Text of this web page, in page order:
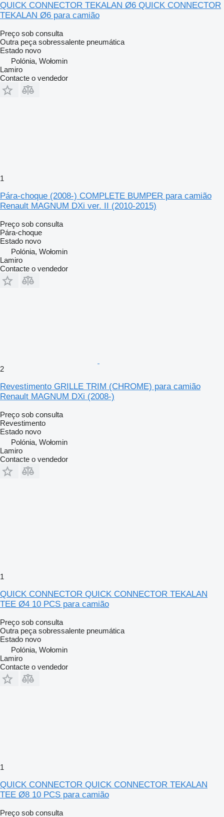
QUICK CONNECTOR TEKALAN Ø6 QUICK CONNECTOR
TEKALAN Ø6 para camião
Preço sob consulta
Outra peça sobressalente pneumática
Estado novo
Polónia, Wołomin
Lamiro
Contacte o vendedor
1
Pára-choque (2008-) COMPLETE BUMPER para camião
Renault MAGNUM DXi ver. II (2010-2015)
Preço sob consulta
Pára-choque
Estado novo
Polónia, Wołomin
Lamiro
Contacte o vendedor
2
Revestimento GRILLE TRIM (CHROME) para camião
Renault MAGNUM DXi (2008-)
Preço sob consulta
Revestimento
Estado novo
Polónia, Wołomin
Lamiro
Contacte o vendedor
1
QUICK CONNECTOR QUICK CONNECTOR TEKALAN
TEE Ø4 10 PCS para camião
Preço sob consulta
Outra peça sobressalente pneumática
Estado novo
Polónia, Wołomin
Lamiro
Contacte o vendedor
1
QUICK CONNECTOR QUICK CONNECTOR TEKALAN
TEE Ø8 10 PCS para camião
Preço sob consulta